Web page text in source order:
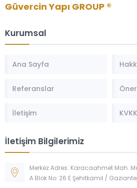
Güvercin Yapı GROUP ®
Kurumsal
Ana Sayfa
Referanslar
İletişim
İletişim Bilgilerimiz
Merkez Adres: Karacaahmet Mah.
A Blok No: 26 E Şehitkamil /